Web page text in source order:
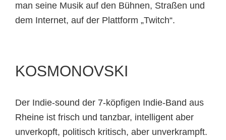
man seine Musik auf den Bühnen, Straßen und
dem Internet, auf der Plattform „Twitch“.
KOSMONOVSKI
Der Indie-sound der 7-köpfigen Indie-Band aus
Rheine ist frisch und tanzbar, intelligent aber
unverkopft, politisch kritisch, aber unverkrampft.